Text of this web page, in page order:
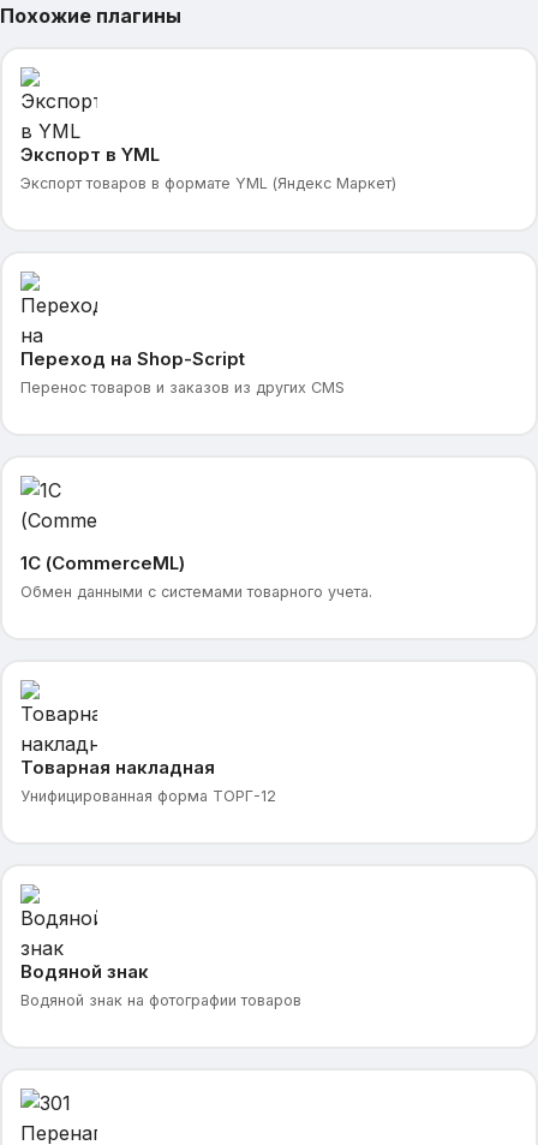
Похожие плагины
Экспорт в YML
Экспорт товаров в формате YML (Яндекс Маркет)
Переход на Shop-Script
Перенос товаров и заказов из других CMS
1С (CommerceML)
Обмен данными с системами товарного учета.
Товарная накладная
Унифицированная форма ТОРГ-12
Водяной знак
Водяной знак на фотографии товаров